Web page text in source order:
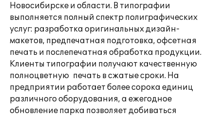
Новосибирске и области. В типографии
выполняется полный спектр полиграфических
услуг: разработка оригинальных дизайн-
макетов, предпечатная подготовка, офсетная
печать и послепечатная обработка продукции.
Клиенты типографии получают качественную
полноцветную печать в сжатые сроки. На
предприятии работает более сорока единиц
различного оборудования, а ежегодное
обновление парка позволяет добиваться